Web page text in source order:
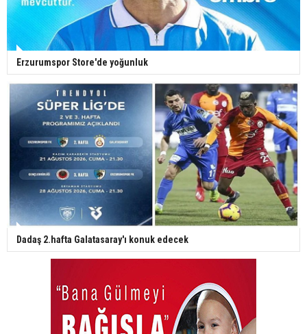
Erzurumspor Store'de yoğunluk
Dadaş 2.hafta Galatasaray'ı konuk edecek